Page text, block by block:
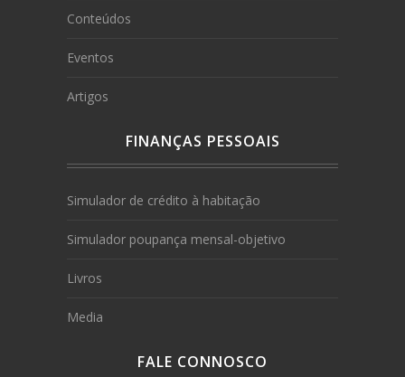
Conteúdos
Eventos
Artigos
FINANÇAS PESSOAIS
Simulador de crédito à habitação
Simulador poupança mensal-objetivo
Livros
Media
FALE CONNOSCO